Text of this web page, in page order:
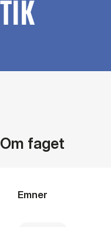
TIK
Om faget
Emner